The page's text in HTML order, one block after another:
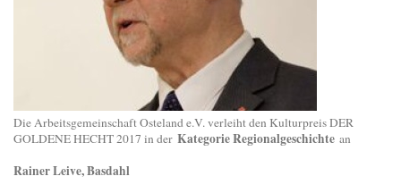
Die Arbeitsgemeinschaft Osteland e.V. verleiht den Kulturpreis DER
GOLDENE HECHT 2017 in der Kategorie Regionalgeschichte an
Rainer Leive, Basdahl